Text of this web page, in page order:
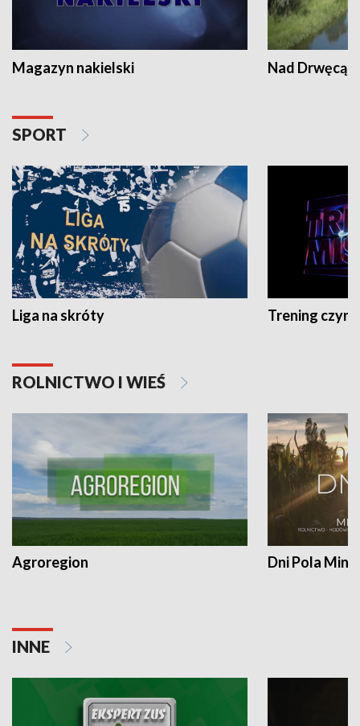
Magazyn nakielski Nad Drwęcą
SPORT
Liga na skróty Trening czyni
ROLNICTWO I WIEŚ
Agroregion Dni Pola
INNE